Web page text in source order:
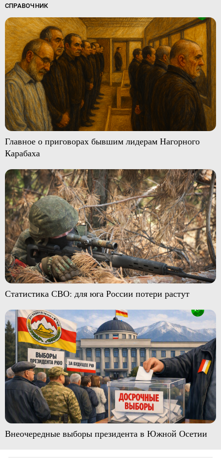
СПРАВОЧНИК
Главное о приговорах бывшим лидерам Нагорного
Карабаха
Статистика СВО: для юга России потери растут
Внеочередные выборы президента в Южной Осетии